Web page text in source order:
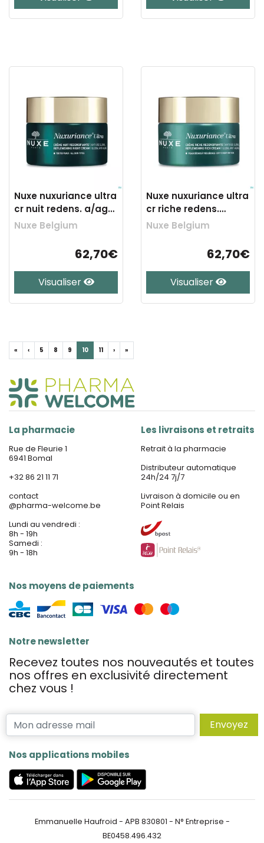
Nuxe nuxuriance ultra
cr nuit redens. a/age
50ml
Nuxe Belgium
62,70€
Visualiser
Nuxe nuxuriance ultra
cr riche redens.
a/age 50ml
Nuxe Belgium
62,70€
Visualiser
« ‹ 5 8 9 10 11 › »
La pharmacie
Rue de Fleurie 1
6941 Bomal
+32 86 21 11 71
contact
@pharma-welcome.be
Lundi au vendredi :
8h - 19h
Samedi :
9h - 18h
Nos moyens de paiements
Les livraisons et retraits
Retrait à la pharmacie
Distributeur automatique
24h/24 7j/7
Livraison à domicile ou en
Point Relais
Notre newsletter
Recevez toutes nos nouveautés et toutes
nos offres en exclusivité directement
chez vous !
Envoyez
Nos applications mobiles
Emmanuelle Haufroid - APB 830801 - N° Entreprise -
BE0458.496.432